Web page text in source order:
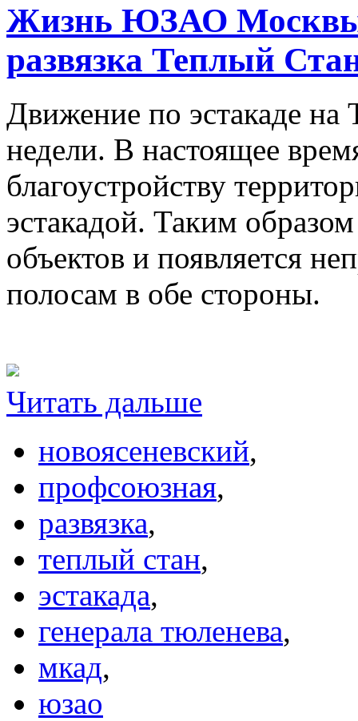
Жизнь ЮЗАО
развязка Теплый
Движение по эстакаде
недели. В настоящее
благоустройству
эстакадой. Таким
объектов и появляется
полосам в обе стороны.
Читать дальше
новоясеневский,
профсоюзная,
развязка,
теплый стан,
эстакада,
генерала тюленева,
мкад,
юзао